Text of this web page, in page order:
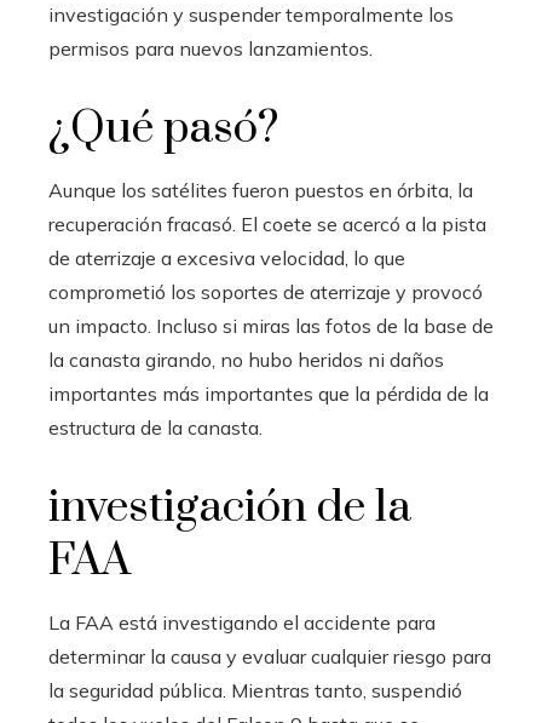
investigación y suspender temporalmente los
permisos para nuevos lanzamientos.
¿Qué pasó?
Aunque los satélites fueron puestos en órbita, la
recuperación fracasó. El coete se acercó a la pista
de aterrizaje a excesiva velocidad, lo que
comprometió los soportes de aterrizaje y provocó
un impacto. Incluso si miras las fotos de la base de
la canasta girando, no hubo heridos ni daños
importantes más importantes que la pérdida de la
estructura de la canasta.
investigación de la
FAA
La FAA está investigando el accidente para
determinar la causa y evaluar cualquier riesgo para
la seguridad pública. Mientras tanto, suspendió